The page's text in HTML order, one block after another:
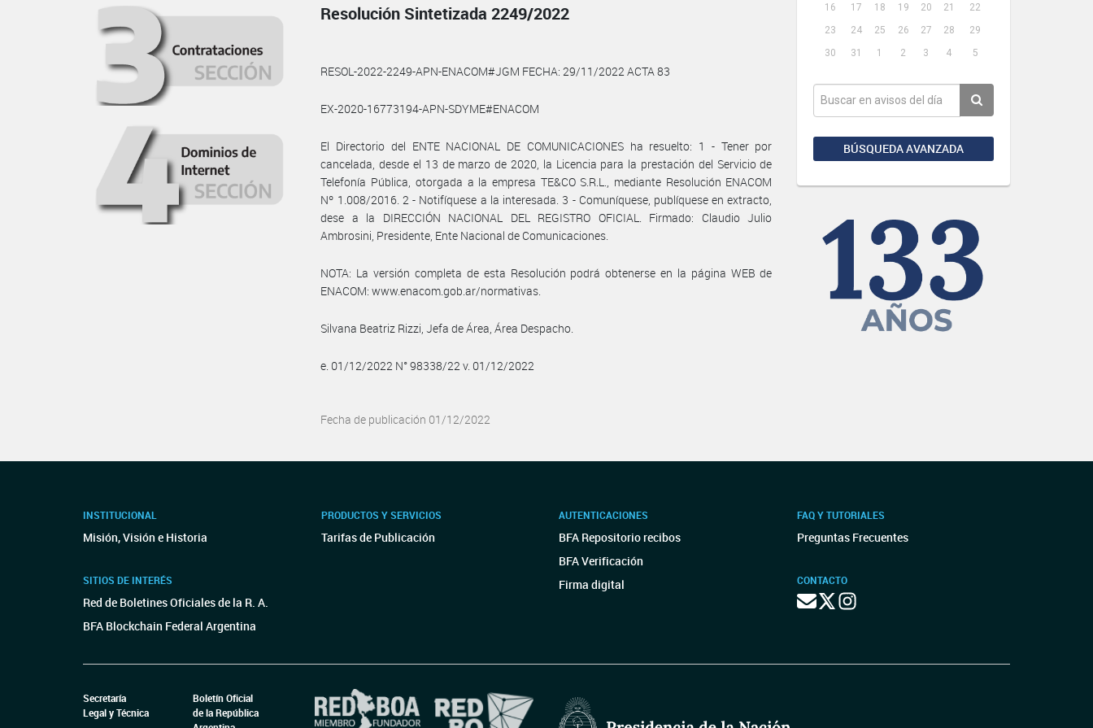
16
17 18 19 20 21
22
23
24 25 26 27 28
29
30
31 1 2 3 4 5
BÚSQUEDA AVANZADA
Resolución Sintetizada 2249/2022
RESOL-2022-2249-APN-ENACOM#JGM FECHA: 29/11/2022 ACTA 83
EX-2020-16773194-APN-SDYME#ENACOM
El Directorio del ENTE NACIONAL DE COMUNICACIONES ha resuelto: 1 - Tener por
cancelada, desde el 13 de marzo de 2020, la Licencia para la prestación del Servicio de
Telefonía Pública, otorgada a la empresa TE&CO S.R.L., mediante Resolución ENACOM
Nº 1.008/2016. 2 - Notifíquese a la interesada. 3 - Comuníquese, publíquese en extracto,
dese a la DIRECCIÓN NACIONAL DEL REGISTRO OFICIAL. Firmado: Claudio Julio
Ambrosini, Presidente, Ente Nacional de Comunicaciones.
NOTA: La versión completa de esta Resolución podrá obtenerse en la página WEB de
ENACOM: www.enacom.gob.ar/normativas.
Silvana Beatriz Rizzi, Jefa de Área, Área Despacho.
e. 01/12/2022 N° 98338/22 v. 01/12/2022
Fecha de publicación 01/12/2022
INSTITUCIONAL
Misión, Visión e Historia
SITIOS DE INTERÉS
Red de Boletines Oficiales de la R. A.
BFA Blockchain Federal Argentina
PRODUCTOS Y SERVICIOS
Tarifas de Publicación
AUTENTICACIONES
BFA Repositorio recibos
BFA Verificación
Firma digital
FAQ Y TUTORIALES
Preguntas Frecuentes
CONTACTO
Secretaría
Legal y Técnica
Boletín Oficial
de la República